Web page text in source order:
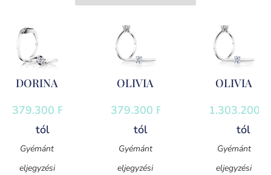
DORINA
379.300 Ft
tól
Gyémánt
eljegyzési
OLIVIA
379.300 Ft
tól
Gyémánt
eljegyzési
OLIVIA
1.303.200
tól
Gyémánt
eljegyzési